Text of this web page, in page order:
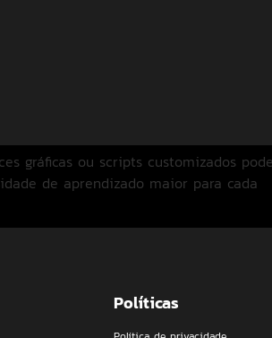
gráficas ou scripts customizados
de aprendizado maior para cada
Políticas